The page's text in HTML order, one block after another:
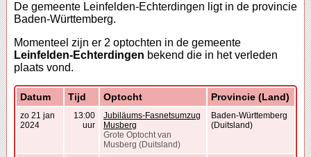
De gemeente Leinfelden-Echterdingen ligt in de provincie
Baden-Württemberg.
Momenteel zijn er 2 optochten in de gemeente
Leinfelden-Echterdingen bekend die in het verleden
plaats vond.
Datum Tijd Optocht Provincie (Land)
zo 21 jan
2024
13:00
uur
Jubiläums-Fasnetsumzug
Musberg
Grote Optocht van
Musberg (Duitsland)
Baden-Württemberg
(Duitsland)